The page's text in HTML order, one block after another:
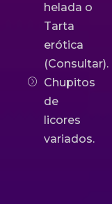
helada o
Tarta
erótica
(Consultar).
Chupitos
de
licores
variados.